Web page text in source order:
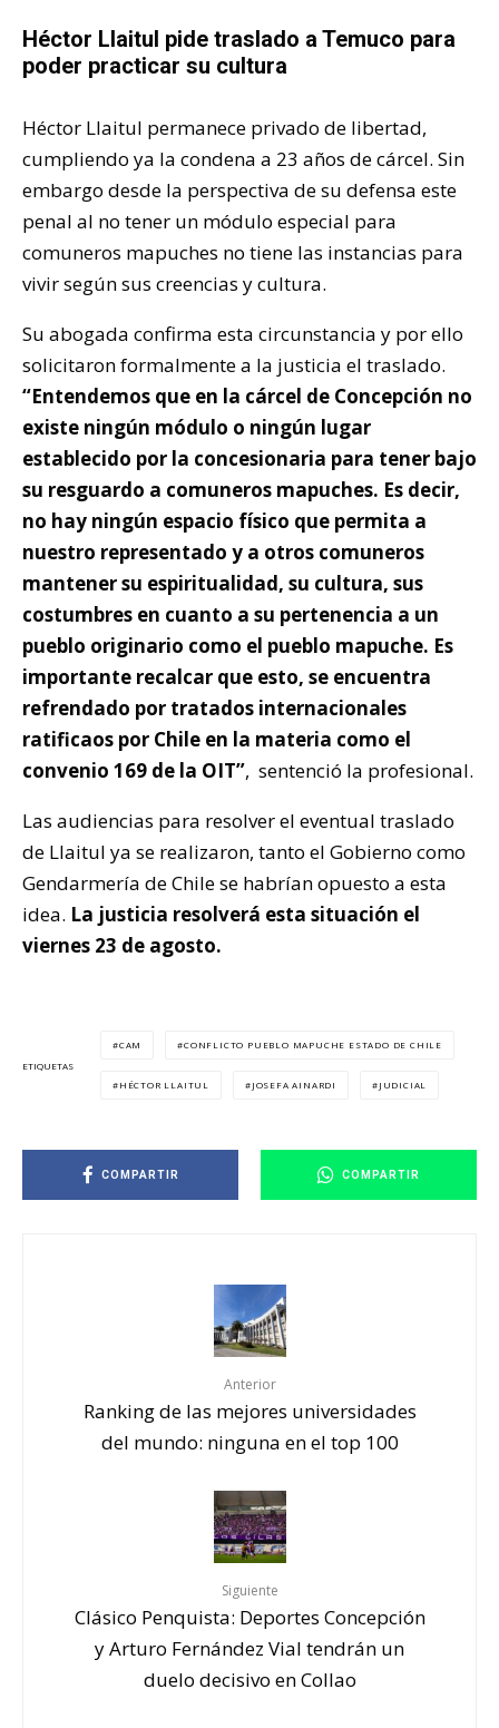
Héctor Llaitul pide traslado a Temuco para
poder practicar su cultura
Héctor Llaitul permanece privado de libertad,
cumpliendo ya la condena a 23 años de cárcel. Sin
embargo desde la perspectiva de su defensa este
penal al no tener un módulo especial para
comuneros mapuches no tiene las instancias para
vivir según sus creencias y cultura.
Su abogada confirma esta circunstancia y por ello
solicitaron formalmente a la justicia el traslado.
“Entendemos que en la cárcel de Concepción no
existe ningún módulo o ningún lugar
establecido por la concesionaria para tener bajo
su resguardo a comuneros mapuches. Es decir,
no hay ningún espacio físico que permita a
nuestro representado y a otros comuneros
mantener su espiritualidad, su cultura, sus
costumbres en cuanto a su pertenencia a un
pueblo originario como el pueblo mapuche. Es
importante recalcar que esto, se encuentra
refrendado por tratados internacionales
ratificaos por Chile en la materia como el
convenio 169 de la OIT”, sentenció la profesional.
Las audiencias para resolver el eventual traslado
de Llaitul ya se realizaron, tanto el Gobierno como
Gendarmería de Chile se habrían opuesto a esta
idea. La justicia resolverá esta situación el
viernes 23 de agosto.
ETIQUETAS
CAM CONFLICTO PUEBLO MAPUCHE ESTADO DE CHILE
HÉCTOR LLAITUL JOSEFA AINARDI JUDICIAL
COMPARTIR COMPARTIR
Anterior
Ranking de las mejores universidades
del mundo: ninguna en el top 100
Siguiente
Clásico Penquista: Deportes Concepción
y Arturo Fernández Vial tendrán un
duelo decisivo en Collao